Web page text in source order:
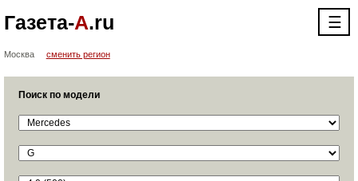
Газета-А.ru ☰
Москва сменить регион
Поиск по модели